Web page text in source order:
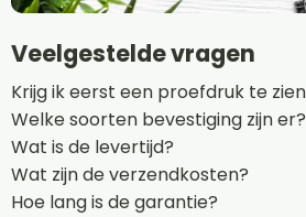
Veelgestelde vragen
Krijg ik eerst een proefdruk te
Welke soorten bevestiging zijn er?
Wat is de levertijd?
Wat zijn de verzendkosten?
Hoe lang is de garantie?